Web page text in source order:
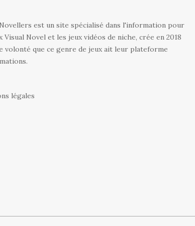
est un site spécialisé dans l'information pour
Visual Novel et les jeux vidéos de niche, crée en 2018
volonté que ce genre de jeux ait leur plateforme
légales